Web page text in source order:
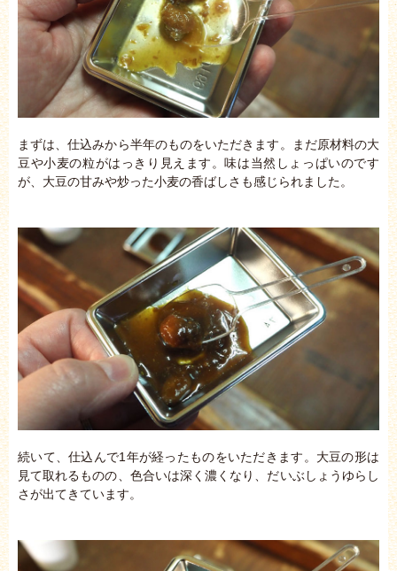
まずは、仕込みから半年のものをいただきます。まだ原材料の大
豆や小麦の粒がはっきり見えます。味は当然しょっぱいのです
が、大豆の甘みや炒った小麦の香ばしさも感じられました。
続いて、仕込んで1年が経ったものをいただきます。大豆の形は
見て取れるものの、色合いは深く濃くなり、だいぶしょうゆらし
さが出てきています。